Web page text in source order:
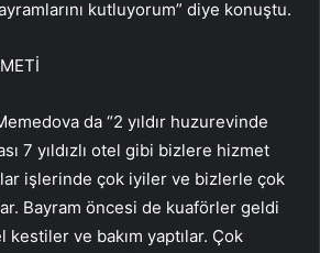
kutluyorum” diye konuştu.
da “2 yıldır huzurevinde
7 yıldızlı otel gibi bizlere hizmet
işlerinde çok iyiler ve bizlerle çok
Bayram öncesi de kuaförler geldi
kestiler ve bakım yaptılar. Çok